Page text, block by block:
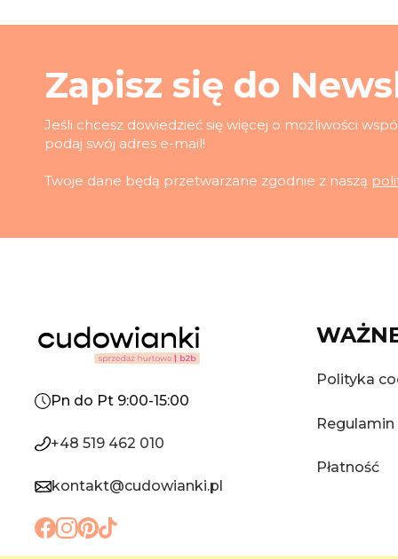
Zapisz się do
Jeśli chcesz dowiedzieć się więcej o możliwości
podaj swój adres e-mail!
Twoje dane będą przetwarzane zgodnie z naszą
Pn do Pt 9:00-15:00
+48 519 462 010
kontakt@cudowianki.pl
Polityka
Regulamin
Płatność